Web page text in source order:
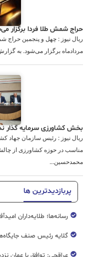
حراج شمش طلا فردا برگزار
مردادماه برگزار می‌شود. به
بخش کشاورزی سرمایه گذار
ریال نیوز : رئیس سازمان جهاد
مناسب در حوزه کشاورزی از
محمدحسین...
پربازدیدترین ها
رسانه‌ها؛ طلایه‌داران
گلایه رئیس صنف جایگاه‌های سوخت